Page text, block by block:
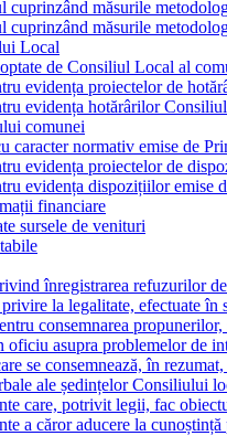
cuprinzând măsurile
cuprinzând măsurile
Local
de Consiliul Local al
evidența proiectelor de
evidența hotărârilor
comunei
caracter normativ emise de
evidența proiectelor de
evidența dispozițiilor emise
financiare
sursele de venituri
înregistrarea refuzurilor
la legalitate, efectuate în
consemnarea
asupra problemelor de
se consemnează, în
ale ședințelor Consiliului
care, potrivit legii, fac
a căror aducere la